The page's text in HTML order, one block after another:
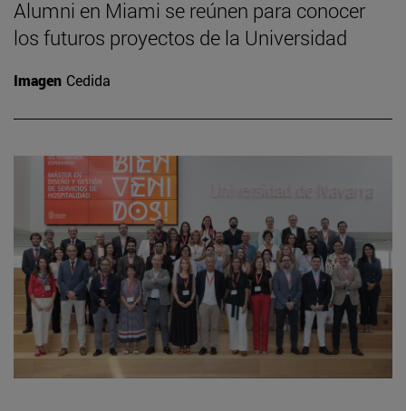
Alumni en Miami se reúnen para conocer
los futuros proyectos de la Universidad
Imagen Cedida